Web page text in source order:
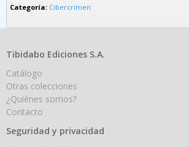
Categoría: Cibercrimen
Tibidabo Ediciones S.A.
Catálogo
Otras colecciones
¿Quiénes somos?
Contacto
Seguridad y privacidad